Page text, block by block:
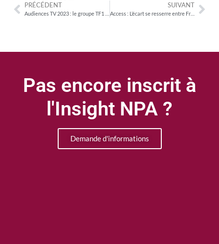
PRÉCÉDENT SUIVANT
Access : L’écart se resserre entre France Télévisions et TF1
Pas encore inscrit à
l'Insight NPA ?
Demande d'informations